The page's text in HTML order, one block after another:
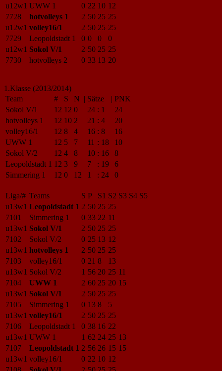
u12w1 UWW 1 0 22 10 12
7728
hotvolleys 1 2 50 25 25
u12w1 volley16/1 2 50 25 25
7729
Leopoldstadt 1 0 0 0
0
u12w1 Sokol V/1 2 50 25 25
7730
hotvolleys 2 0 33 13 20
1.Klasse (2013/2014)
Team
# S N | Sätze | PNK
Sokol V/1
12 12 0 24 : 1
24
hotvolleys 1
12 10 2 21 : 4
20
volley16/1
12 8 4 16 : 8
16
UWW 1
12 5 7 11 : 18
10
Sokol V/2
12 4 8 10 : 16
8
Leopoldstadt 1 12 3 9 7 : 19
6
Simmering 1
12 0 12 1 : 24 0
Liga/# Teams S P S1 S2 S3 S4 S5
u13w1 Leopoldstadt 1 2 50 25 25
7101
Simmering 1 0 33 22 11
u13w1 Sokol V/1 2 50 25 25
7102
Sokol V/2 0 25 13 12
u13w1 hotvolleys 1 2 50 25 25
7103
volley16/1 0 21 8
13
u13w1 Sokol V/2 1 56 20 25 11
7104
UWW 1 2 60 25 20 15
u13w1 Sokol V/1 2 50 25 25
7105
Simmering 1 0 13 8
5
u13w1 volley16/1 2 50 25 25
7106
Leopoldstadt 1 0 38 16 22
u13w1 UWW 1 1 62 24 25 13
7107
Leopoldstadt 1 2 56 26 15 15
u13w1 volley16/1 0 22 10 12